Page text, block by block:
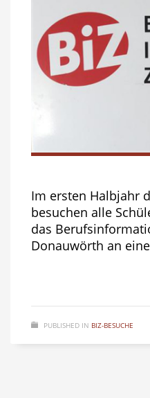
Im ersten Halbjahr
besuchen alle
das
Donauwörth an
PUBLISHED IN BIZ-BESUCHE